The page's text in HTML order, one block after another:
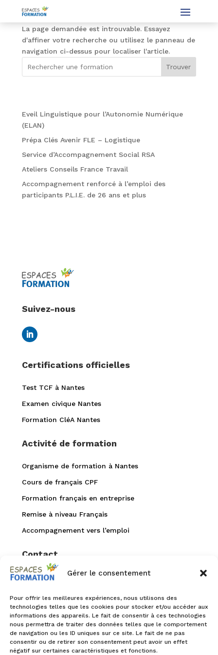
Gérer le consentement
Pour offrir les meilleures expériences, nous utilisons des
technologies telles que les cookies pour stocker et/ou accéder aux
informations des appareils. Le fait de consentir à ces technologies
nous permettra de traiter des données telles que le comportement
de navigation ou les ID uniques sur ce site. Le fait de ne pas
consentir ou de retirer son consentement peut avoir un effet
négatif sur certaines caractéristiques et fonctions.
Aucun résultat
La page demandée est introuvable. Essayez
d'affiner votre recherche ou utilisez le panneau de
navigation ci-dessus pour localiser l'article.
Trouver
Eveil Linguistique pour l’Autonomie Numérique
(ELAN)
Prépa Clés Avenir FLE – Logistique
Service d’Accompagnement Social RSA
Ateliers Conseils France Travail
Accompagnement renforcé à l’emploi des
participants P.L.I.E. de 26 ans et plus
Suivez-nous
Certifications officielles
Test TCF à Nantes
Examen civique Nantes
Formation CléA Nantes
Activité de formation
Organisme de formation à Nantes
Cours de français CPF
Formation français en entreprise
Remise à niveau Français
Accompagnement vers l’emploi
Contact
 02 40 94 99 52
 accueil@espaces-formation.com

1 rue de la Petite reine
44100 Nantes
 Infos accessibilité